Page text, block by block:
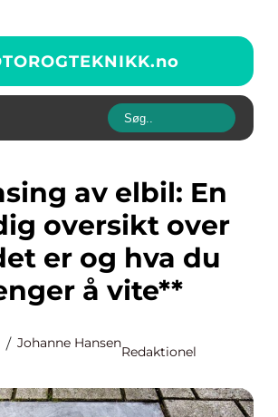
no
av elbil: En
oversikt over
er og hva du
å vite**
Johanne Hansen
Redaktionel